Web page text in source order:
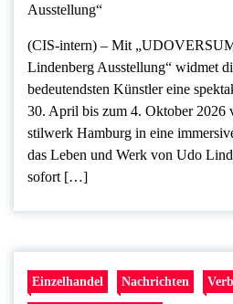
(CIS-intern) – Mit
Lindenberg Ausstellung“ widmet
bedeutendsten Künstler eine
30. April bis zum 4. Oktober 2026
stilwerk Hamburg in eine
das Leben und Werk von Udo
sofort […]
Einzelhandel Nachrichten